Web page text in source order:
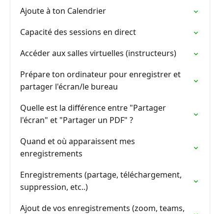
Ajoute à ton Calendrier
Capacité des sessions en direct
Accéder aux salles virtuelles (instructeurs)
Prépare ton ordinateur pour enregistrer et
partager l'écran/le bureau
Quelle est la différence entre "Partager
l'écran" et "Partager un PDF" ?
Quand et où apparaissent mes
enregistrements
Enregistrements (partage, téléchargement,
suppression, etc..)
Ajout de vos enregistrements (zoom, teams,